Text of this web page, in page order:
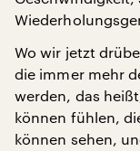
Wo wir jetzt
die immer mehr
werden, das
können fühlen,
können sehen,